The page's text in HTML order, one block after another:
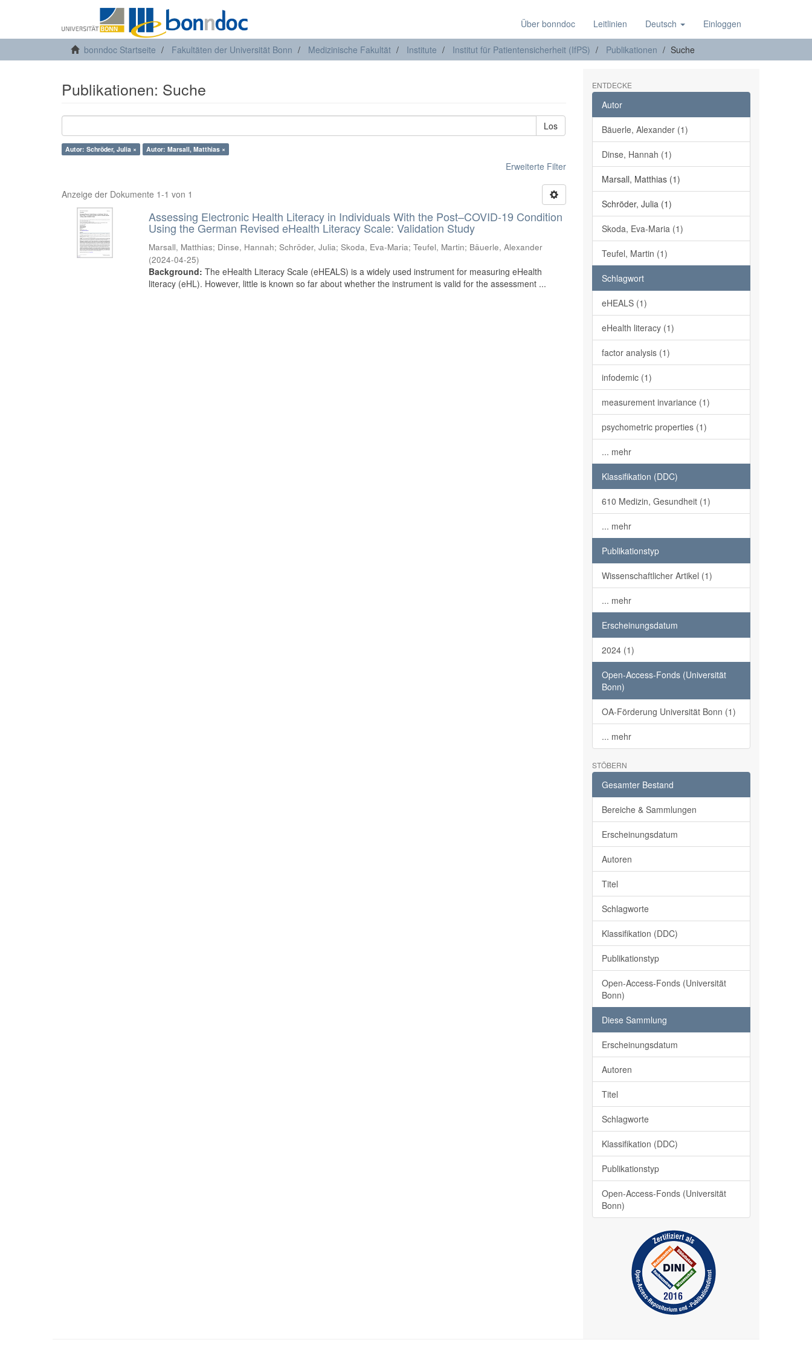
Über bonndoc Leitlinien Deutsch Einloggen
bonndoc Startseite Fakultäten der Universität Bonn Medizinische Fakultät Institute Institut für Patientensicherheit (IfPS) Publikationen Suche
Publikationen: Suche
Los
Autor: Schröder, Julia × Autor: Marsall, Matthias ×
Erweiterte Filter
Anzeige der Dokumente 1-1 von 1
Assessing Electronic Health Literacy in Individuals With the Post–COVID-19 Condition
Using the German Revised eHealth Literacy Scale: Validation Study
Marsall, Matthias; Dinse, Hannah;Schröder, Julia;Skoda, Eva-Maria;Teufel, Martin; Bäuerle, Alexander
(2024-04-25)
Background: The eHealth Literacy Scale (eHEALS) is a widely used instrument for measuring eHealth
literacy (eHL). However, little is known so far about whether the instrument is valid for the assessment ...
ENTDECKE
Autor
Bäuerle, Alexander (1)
Dinse, Hannah (1)
Marsall, Matthias (1)
Schröder, Julia (1)
Skoda, Eva-Maria (1)
Teufel, Martin (1)
Schlagwort
eHEALS (1)
eHealth literacy (1)
factor analysis (1)
infodemic (1)
measurement invariance (1)
psychometric properties (1)
... mehr
Klassifikation (DDC)
610 Medizin, Gesundheit (1)
... mehr
Publikationstyp
Wissenschaftlicher Artikel (1)
... mehr
Erscheinungsdatum
2024 (1)
Open-Access-Fonds (Universität
Bonn)
OA-Förderung Universität Bonn (1)
... mehr
STÖBERN
Gesamter Bestand
Bereiche & Sammlungen
Erscheinungsdatum
Autoren
Titel
Schlagworte
Klassifikation (DDC)
Publikationstyp
Open-Access-Fonds (Universität
Bonn)
Diese Sammlung
Erscheinungsdatum
Autoren
Titel
Schlagworte
Klassifikation (DDC)
Publikationstyp
Open-Access-Fonds (Universität
Bonn)